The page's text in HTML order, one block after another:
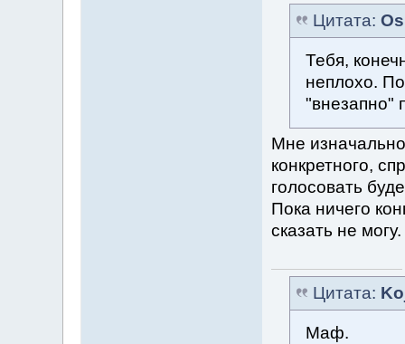
Цитата:
Тебя,
неплохо.
"внезапно"
Мне
конкретного,
голосовать
Пока ничего
сказать не
Цитата:
Маф.